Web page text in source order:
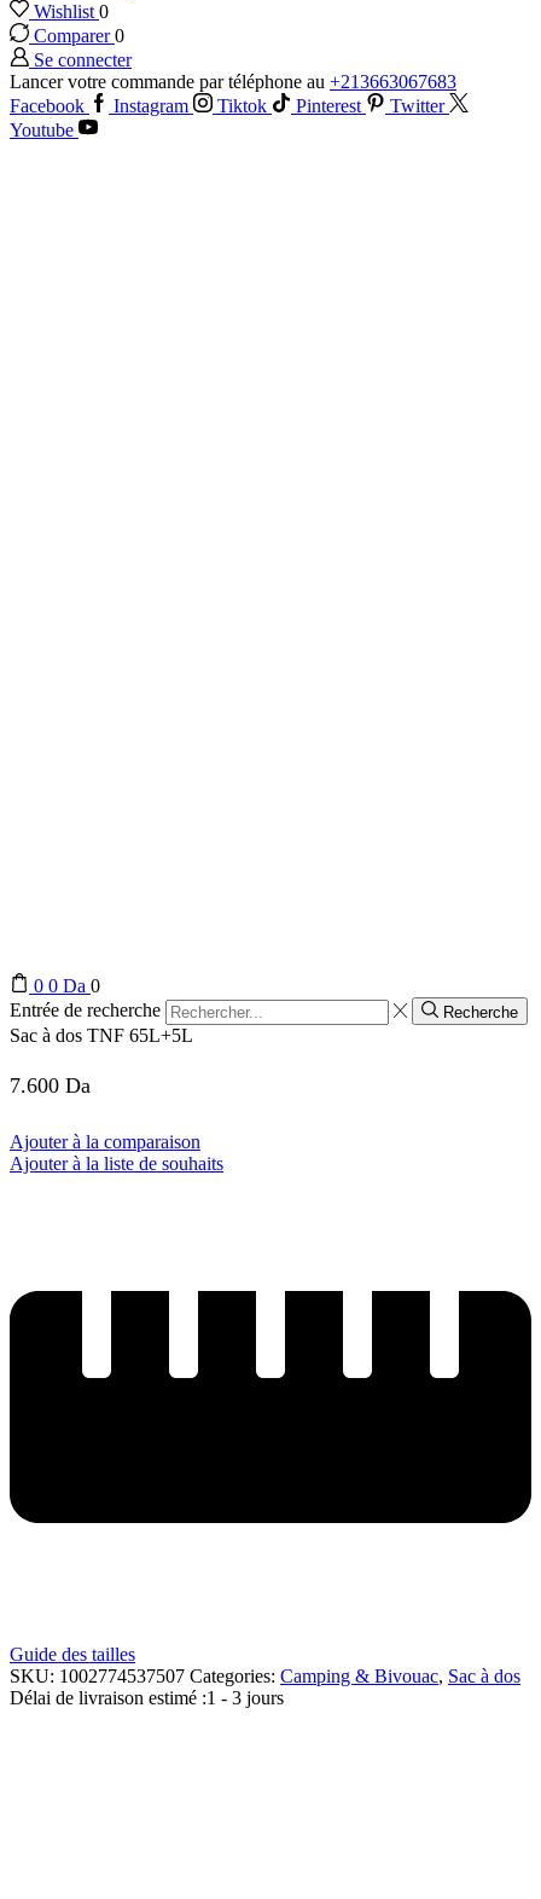
Wishlist 0
Comparer0
Se connecter
Lancer votre commande par téléphone au +213663067683
Facebook
Instagram Tiktok Pinterest
Twitter
Youtube
0 0 Da 0
Entrée de recherche
Recherche
Sac à dos TNF 65L+5L
7.600 Da
Ajouter à la comparaison
Ajouter à la liste de souhaits
Guide des tailles
SKU: 1002774537507 Categories: Camping & Bivouac, Sac à dos
Délai de livraison estimé :1 - 3 jours